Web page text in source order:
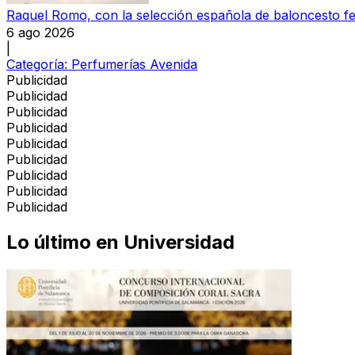
Raquel Romo, con la selección española de baloncesto
6 ago 2026
Categoría: Perfumerías Avenida
Publicidad
Publicidad
Publicidad
Publicidad
Publicidad
Publicidad
Publicidad
Publicidad
Publicidad
Lo último en Universidad